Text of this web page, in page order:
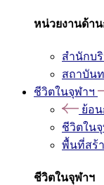
หน่วยงานด้าน
สำนักบ
สถาบัน
ชีวิตในจุฬาฯ
ย้อ
ชีวิตใน
พื้นที่สร้
ชีวิตในจุฬาฯ